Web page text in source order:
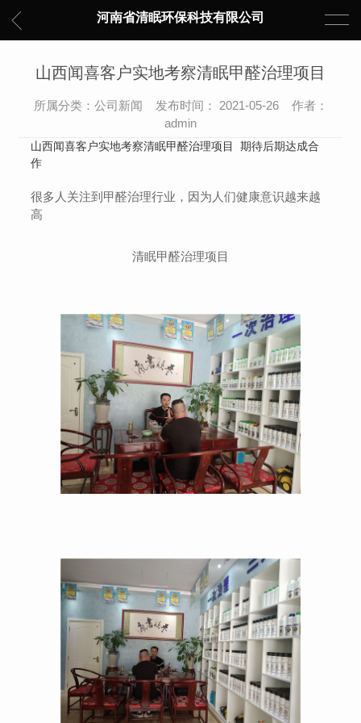
河南省清眠环保科技有限公司
山西闻喜客户实地考察清眠甲醛治理项目
所属分类：公司新闻 发布时间： 2021-05-26 作者：
admin
山西闻喜客户实地考察清眠甲醛治理项目 期待后期达成合
作
很多人关注到甲醛治理行业，因为人们健康意识越来越
高
清眠甲醛治理项目